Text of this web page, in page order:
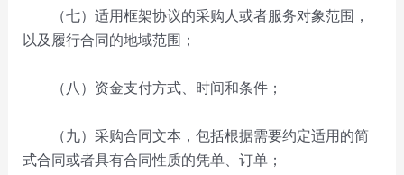
（七）适用框架协议的采购人或者服务对象范围，
以及履行合同的地域范围；
（八）资金支付方式、时间和条件；
（九）采购合同文本，包括根据需要约定适用的简
式合同或者具有合同性质的凭单、订单；